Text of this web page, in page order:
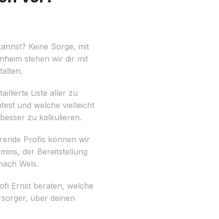
Keine Sorge, mit
stehen wir dir mit
Liste aller zu
und welche vielleicht
besser zu kalkulieren.
Profis können wir
der Bereitstellung
Wels.
Ernst beraten, welche
über deinen